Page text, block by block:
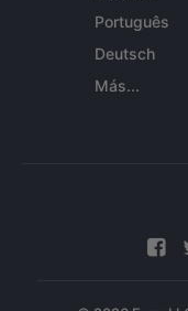
Português
Deutsch
Más...